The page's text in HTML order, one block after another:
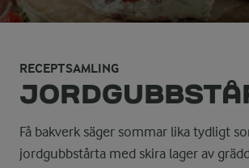
RECEPTSAMLING
Få bakverk säger sommar lika tydligt
jordgubbstårta med skira lager av